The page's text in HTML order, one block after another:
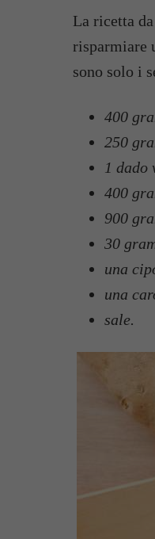
La ricetta
risparmiare
sono solo i
400
250
1 dado
400
900
30
una
una
sale.